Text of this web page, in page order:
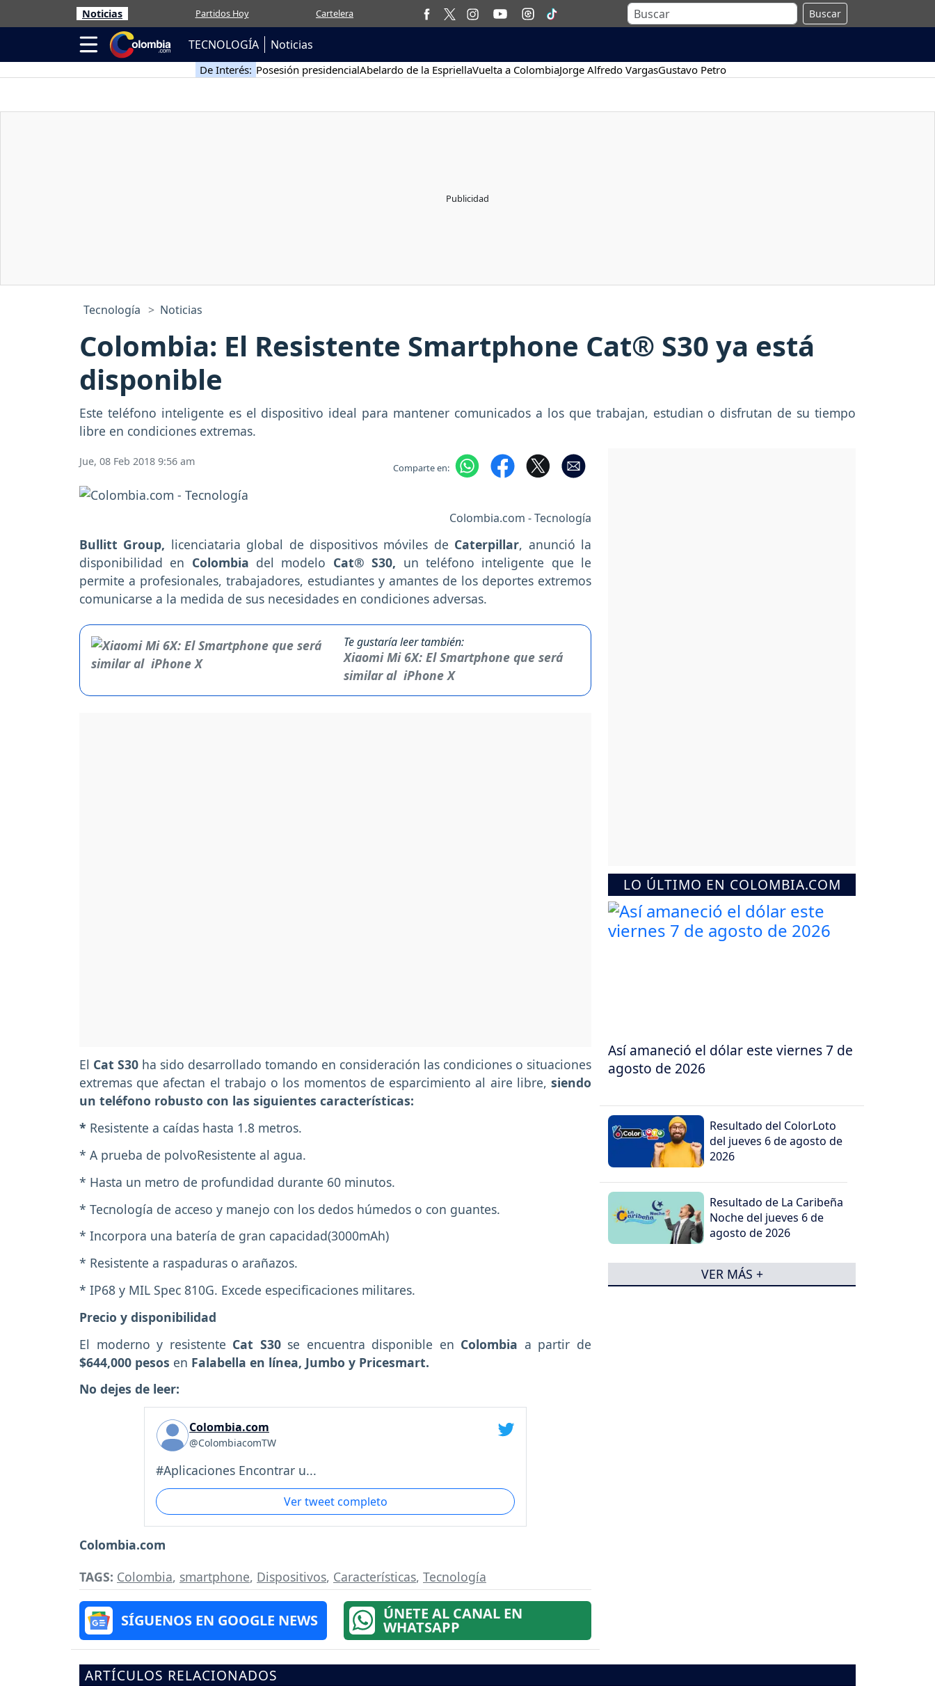
Noticias Partidos Hoy Cartelera Buscar
TECNOLOGÍA Noticias
De Interés: Posesión presidencialAbelardo de la EspriellaVuelta a ColombiaJorge Alfredo VargasGustavo Petro
Tecnología Noticias
Colombia: El Resistente Smartphone Cat® S30 ya está
disponible
Este teléfono inteligente es el dispositivo ideal para mantener comunicados a los que trabajan, estudian o disfrutan de su tiempo
libre en condiciones extremas.
Jue, 08 Feb 2018 9:56 am Comparte en:
Colombia.com - Tecnología
Bullitt Group, licenciataria global de dispositivos móviles de Caterpillar, anunció la
disponibilidad en Colombia del modelo Cat® S30, un teléfono inteligente que le
permite a profesionales, trabajadores, estudiantes y amantes de los deportes extremos
comunicarse a la medida de sus necesidades en condiciones adversas.
Te gustaría leer también:
Xiaomi Mi 6X: El Smartphone que será
similar al iPhone X
El Cat S30 ha sido desarrollado tomando en consideración las condiciones o situaciones
extremas que afectan el trabajo o los momentos de esparcimiento al aire libre, siendo
un teléfono robusto con las siguientes características:
* Resistente a caídas hasta 1.8 metros.
* A prueba de polvoResistente al agua.
* Hasta un metro de profundidad durante 60 minutos.
* Tecnología de acceso y manejo con los dedos húmedos o con guantes.
* Incorpora una batería de gran capacidad(3000mAh)
* Resistente a raspaduras o arañazos.
* IP68 y MIL Spec 810G. Excede especificaciones militares.
Precio y disponibilidad
El moderno y resistente Cat S30se encuentra disponible en Colombia a partir de
$644,000 pesos en Falabella en línea, Jumbo y Pricesmart.
No dejes de leer:
Colombia.com
@ColombiacomTW
#Aplicaciones Encontrar u...
Ver tweet completo
Colombia.com
TAGS: Colombia, smartphone, Dispositivos, Características, Tecnología
SÍGUENOS EN GOOGLE NEWS ÚNETE AL CANAL EN
WHATSAPP
LO ÚLTIMO EN COLOMBIA.COM
Así amaneció el dólar este viernes 7 de
agosto de 2026
Resultado del ColorLoto
del jueves 6 de agosto de
2026
Resultado de La Caribeña
Noche del jueves 6 de
agosto de 2026
VER MÁS +
ARTÍCULOS RELACIONADOS